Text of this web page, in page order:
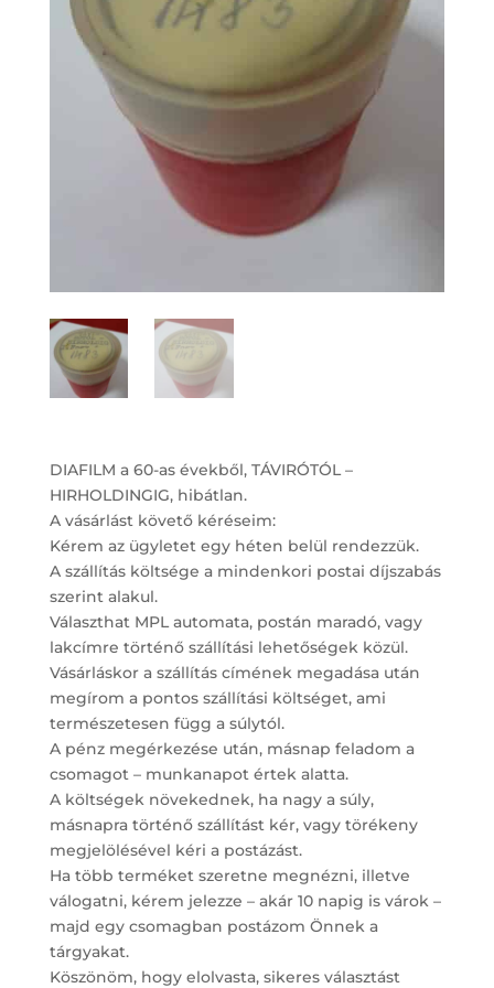
DIAFILM a 60-as évekből, TÁVIRÓTÓL –
HIRHOLDINGIG, hibátlan.
A vásárlást követő kéréseim:
Kérem az ügyletet egy héten belül rendezzük.
A szállítás költsége a mindenkori postai díjszabás
szerint alakul.
Választhat MPL automata, postán maradó, vagy
lakcímre történő szállítási lehetőségek közül.
Vásárláskor a szállítás címének megadása után
megírom a pontos szállítási költséget, ami
természetesen függ a súlytól.
A pénz megérkezése után, másnap feladom a
csomagot – munkanapot értek alatta.
A költségek növekednek, ha nagy a súly,
másnapra történő szállítást kér, vagy törékeny
megjelölésével kéri a postázást.
Ha több terméket szeretne megnézni, illetve
válogatni, kérem jelezze – akár 10 napig is várok –
majd egy csomagban postázom Önnek a
tárgyakat.
Köszönöm, hogy elolvasta, sikeres választást